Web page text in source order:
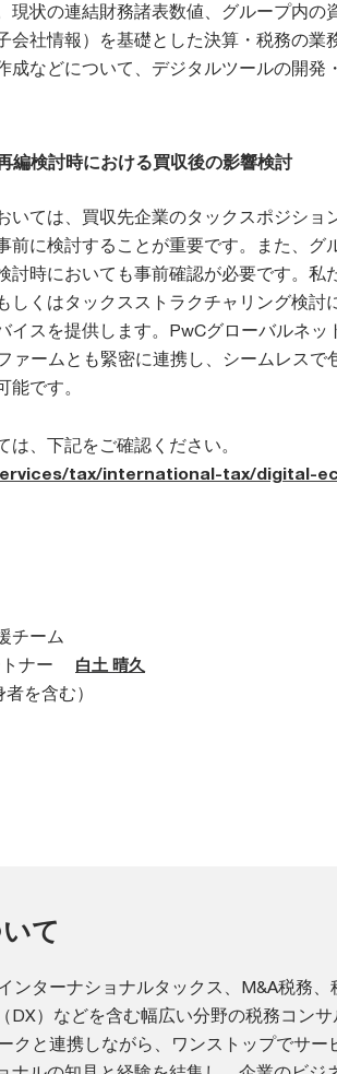
現状の連結財務諸表数値、グループ内の
会社情報）を基礎とした決算・税務の業
成などについて、デジタルツールの開発
編検討時における買収後の影響検討
いては、買収先企業のタックスポジショ
前に検討することが重要です。また、グ
討時においても事前確認が必要です。私
しくはタックスストラクチャリング検討
イスを提供します。PwCグローバルネッ
ァームとも緊密に連携し、シームレスで
能です。
、下記をご確認ください。
tax/international-tax/digital-
チーム
トナー 白土 晴久
を含む）
て
ンターナショナルタックス、M&A税務、
DX）などを含む幅広い分野の税務コン
クと連携しながら、ワンストップでサー